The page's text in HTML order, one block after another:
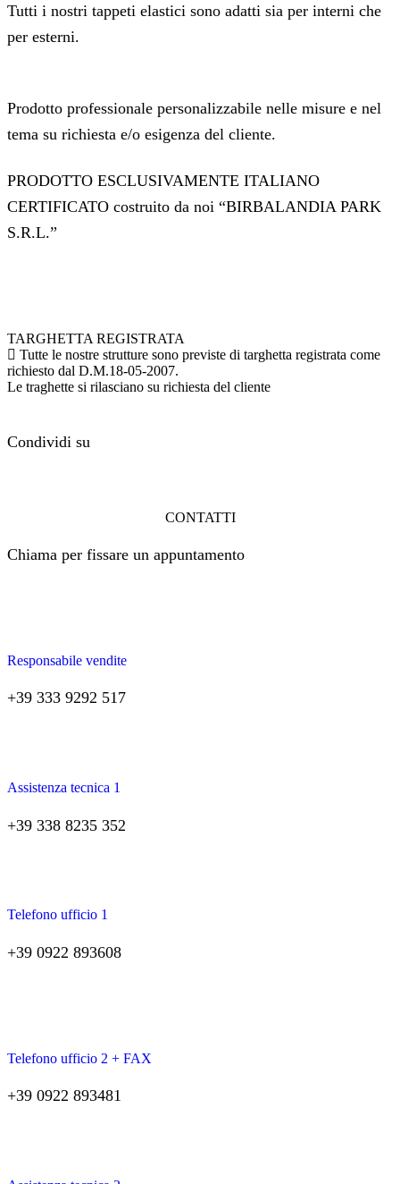
Tutti i nostri tappeti elastici sono adatti sia per interni che
per esterni.
Prodotto professionale personalizzabile nelle misure e nel
tema su richiesta e/o esigenza del cliente.
PRODOTTO ESCLUSIVAMENTE ITALIANO
CERTIFICATO costruito da noi “BIRBALANDIA PARK
S.R.L.”
TARGHETTA REGISTRATA
Tutte le nostre strutture sono previste di targhetta registrata come
richiesto dal D.M.18-05-2007.
Le traghette si rilasciano su richiesta del cliente
Condividi su
CONTATTI
Chiama per fissare un appuntamento
Responsabile vendite
+39 333 9292 517
Assistenza tecnica 1
+39 338 8235 352
Telefono ufficio 1
+39 0922 893608
Telefono ufficio 2 + FAX
+39 0922 893481